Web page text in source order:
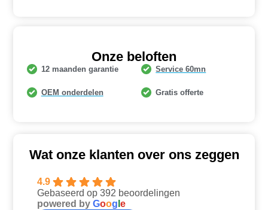
Onze beloften
12 maanden garantie Service 60mn
OEM onderdelen Gratis offerte
Wat onze klanten over ons zeggen
4.9
Gebaseerd op 392 beoordelingen
powered byGoog le